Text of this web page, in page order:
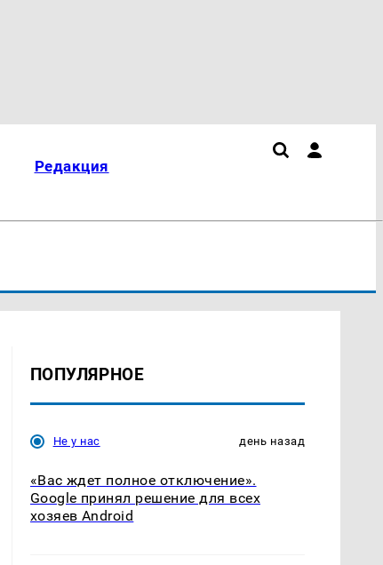
Редакция
ПОПУЛЯРНОЕ
Не у нас день назад
«Вас ждет полное отключение».
Google принял решение для всех
хозяев Android